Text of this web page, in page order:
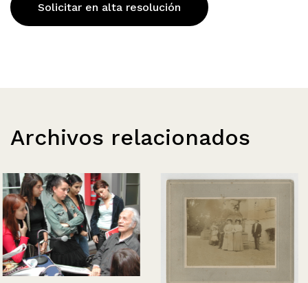
Solicitar en alta resolución
Archivos relacionados